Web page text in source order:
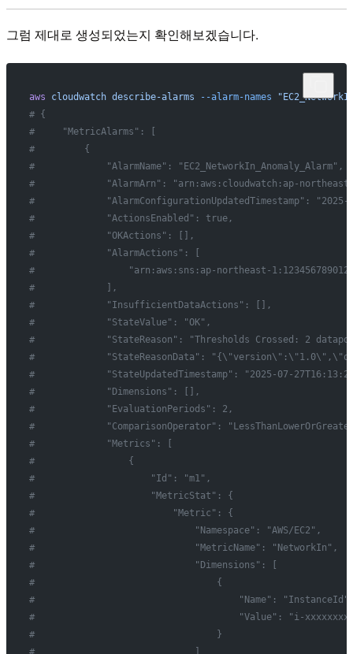
그럼 제대로 생성되었는지 확인해보겠습니다.
aws cloudwatch describe-alarms --alarm-names
# {
#     "MetricAlarms": [
#         {
#             "AlarmName": "EC2_NetworkIn_Anomaly_Alarm",
#             "AlarmArn": "arn:aws:cloudwatch:ap-northeast-
#             "AlarmConfigurationUpdatedTimestamp": "2025-
#             "ActionsEnabled": true,
#             "OKActions": [],
#             "AlarmActions": [
#                 "arn:aws:sns:ap-northeast-
#             ],
#             "InsufficientDataActions": [],
#             "StateValue": "OK",
#             "StateReason": "Thresholds Crossed: 2
#             "StateReasonData":
#             "StateUpdatedTimestamp": "2025-07-
#             "Dimensions": [],
#             "EvaluationPeriods": 2,
#             "ComparisonOperator":
#             "Metrics": [
#                 {
#                     "Id": "m1",
#                     "MetricStat": {
#                         "Metric": {
#                             "Namespace": "AWS/EC2",
#                             "MetricName": "NetworkIn",
#                             "Dimensions": [
#                                 {
#                                     "Name":
#                                     "Value": "i-
#                                 }
#                             ]